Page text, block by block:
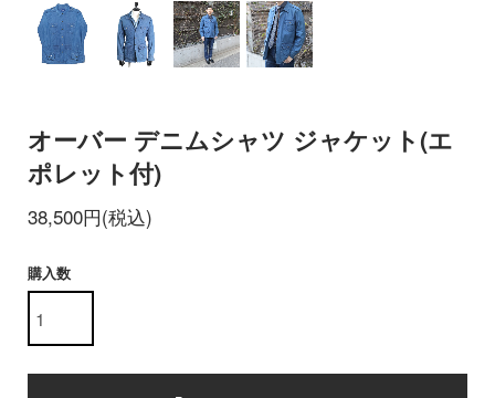
オーバー デニムシャツ ジャケット(エ
ポレット付)
38,500円(税込)
購入数